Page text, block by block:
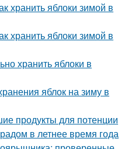
хранить яблоки зимой в
хранить яблоки зимой в
хранить яблоки в
яблок на зиму в
продукты для потенции
в летнее время года